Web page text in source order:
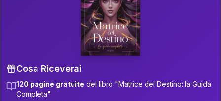
P.S. Interpretazione parziale
gratuita
Scorri più in basso per vedere
un'interpretazione parziale gratuita della tua
Cosa Riceverai
120 pagine gratuite del libro "Matrice del Destino: la Guida
Completa"